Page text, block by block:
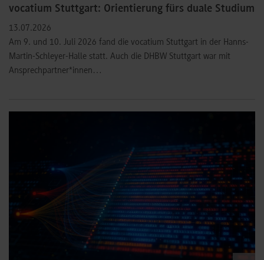
vocatium Stuttgart: Orientierung fürs duale Studium
13.07.2026
Am 9. und 10. Juli 2026 fand die vocatium Stuttgart in der Hanns-
Martin-Schleyer-Halle statt. Auch die DHBW Stuttgart war mit
Ansprechpartner*innen…